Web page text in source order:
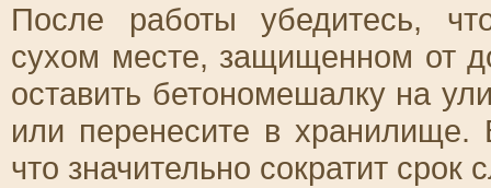
После работы убедитесь,
сухом месте, защищенном от
оставить бетономешалку на
или перенесите в хранилище.
что значительно сократит срок